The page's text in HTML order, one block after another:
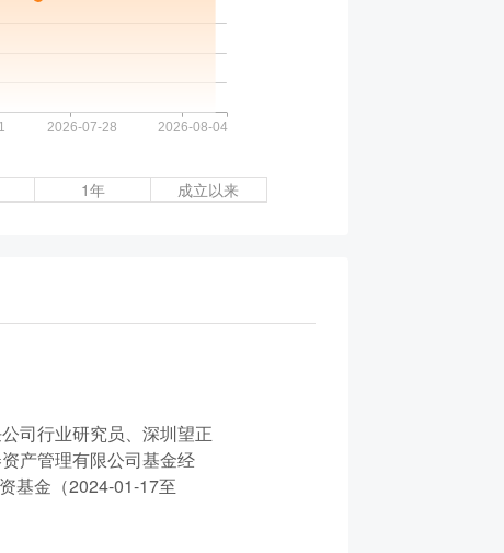
1年 成立以来
司行业研究员、深圳望正
产管理有限公司基金经
基金（2024-01-17至